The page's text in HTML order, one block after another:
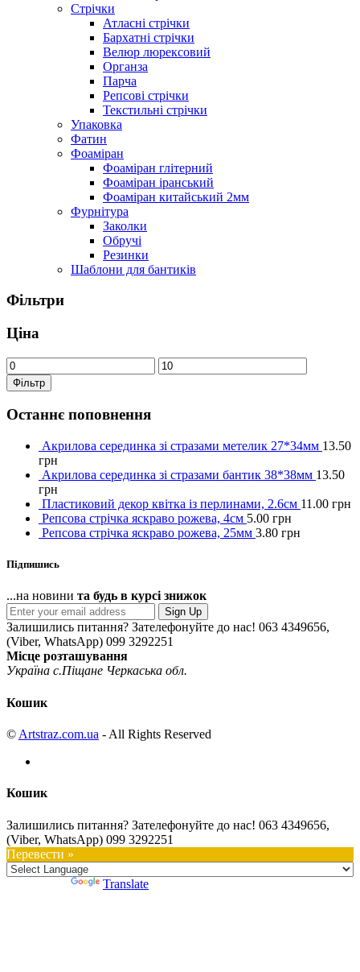
Стрічки
Атласні стрічки
Бархатні стрічки
Велюр люрексовий
Органза
Парча
Репсові стрічки
Текстильні стрічки
Упаковка
Фатин
Фоаміран
Фоаміран глітерний
Фоаміран іранський
Фоаміран китайський 2мм
Фурнітура
Заколки
Обручі
Резинки
Шаблони для бантиків
Фільтри
Ціна
Фільтр
Останнє поповнення
Акрилова серединка зі стразами метелик 27*34мм 13.50
грн
Акрилова серединка зі стразами бантик 38*38мм 13.50
грн
Пластиковий декор квітка із перлинами, 2.6см 11.00 грн
Репсова стрічка яскраво рожева, 4см 5.00 грн
Репсова стрічка яскраво рожева, 25мм 3.80 грн
Підпишись
...на новини та будь в курсі знижок
Sign Up
Залишились питання? Зателефонуйте до нас! 063 4349656,
(Viber, WhatsApp) 099 3292251
Місце розташування
Україна с.Піщане Черкаська обл.
Кошик
© Artstraz.com.ua - All Rights Reserved
Кошик
Залишились питання? Зателефонуйте до нас! 063 4349656,
(Viber, WhatsApp) 099 3292251
Перевести »
Translate